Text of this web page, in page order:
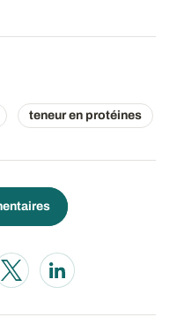
teneur en protéines
in a new window
Opens in a new window
Opens in a new